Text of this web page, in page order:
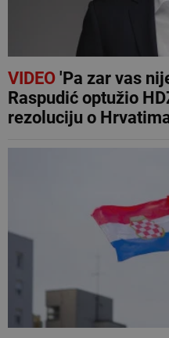
VIDEO'Pa zar vas
Raspudić optužio
rezoluciju o